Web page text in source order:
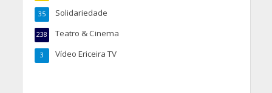
Solidariedade
35
Teatro & Cinema
238
Vídeo Ericeira TV
3